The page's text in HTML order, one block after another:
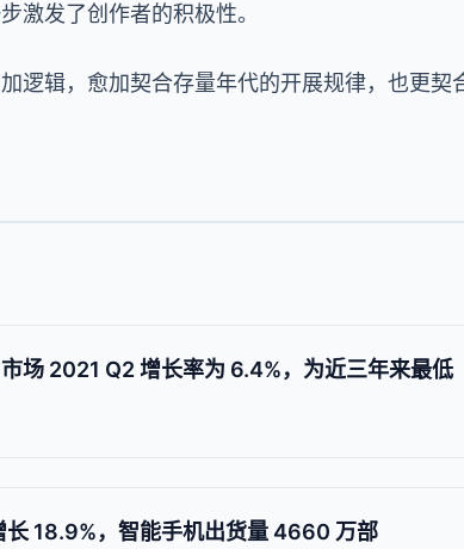
激发了创作者的积极性。
逻辑，愈加契合存量年代的开展规律，也更契
场 2021 Q2 增长率为 6.4%，为近三年来最低
长 18.9%，智能手机出货量 4660 万部